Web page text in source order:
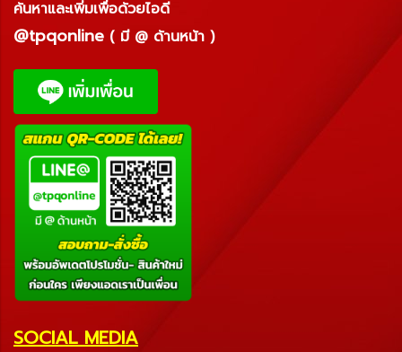
ค้นหาและเพิ่มเพื่อด้วยไอดี
@tpqonline ( มี @ ด้านหน้า )
SOCIAL MEDIA